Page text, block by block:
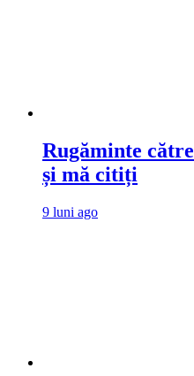
Rugăminte
și mă citiți
9 luni ago